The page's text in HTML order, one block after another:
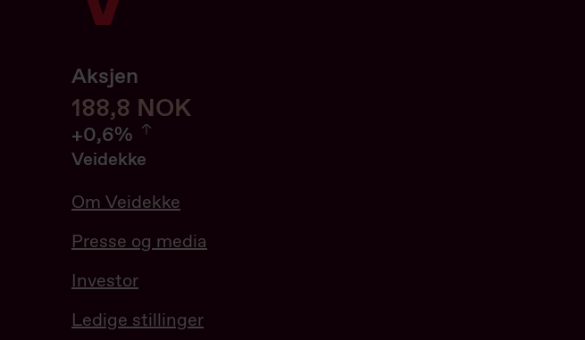
Aksjen
188,8 NOK188,8
+0,6%
0.64%
Veidekke
Om Veidekke
Presse og media
Investor
Ledige stillinger